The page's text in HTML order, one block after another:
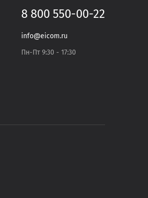
8 800 550-00-22
info@eicom.ru
Пн-Пт 9:30 - 17:30